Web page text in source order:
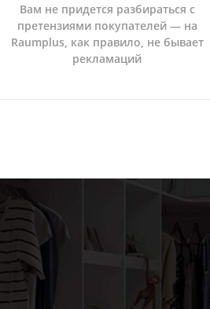
Вам не придется разбираться с
претензиями покупателей — на
Raumplus, как правило, не бывает
рекламаций